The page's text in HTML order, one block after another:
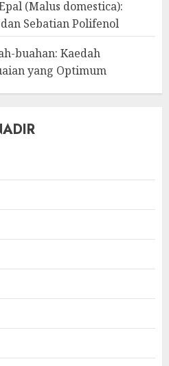
(Malus domestica):
Sebatian Polifenol
buahan: Kaedah
yang Optimum